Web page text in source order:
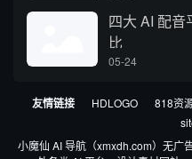
四大 AI 配
比
05-24
友情链接 HDLOGO 818资
小魔仙 AI 导航（xmxdh.com）无广